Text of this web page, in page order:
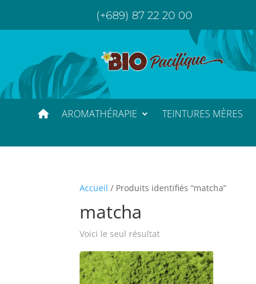
(+689) 87 22 20 00
AROMATHÉRAPIE TEINTURES MÈRES
Accueil / Produits identifiés “matcha”
matcha
Voici le seul résultat